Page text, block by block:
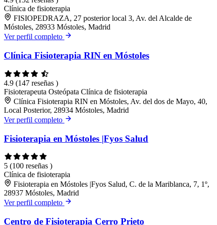
Clínica de fisioterapia
FISIOPEDRAZA, 27 posterior local 3, Av. del Alcalde de
Móstoles, 28933 Móstoles, Madrid
Ver perfil completo
Clínica Fisioterapia RIN en Móstoles
4.9 (147 reseñas )
Fisioterapeuta Osteópata Clínica de fisioterapia
Clínica Fisioterapia RIN en Móstoles, Av. del dos de Mayo, 40,
Local Posterior, 28934 Móstoles, Madrid
Ver perfil completo
Fisioterapia en Móstoles |Fyos Salud
5 (100 reseñas )
Clínica de fisioterapia
Fisioterapia en Móstoles |Fyos Salud, C. de la Mariblanca, 7, 1º,
28937 Móstoles, Madrid
Ver perfil completo
Centro de Fisioterapia Cerro Prieto